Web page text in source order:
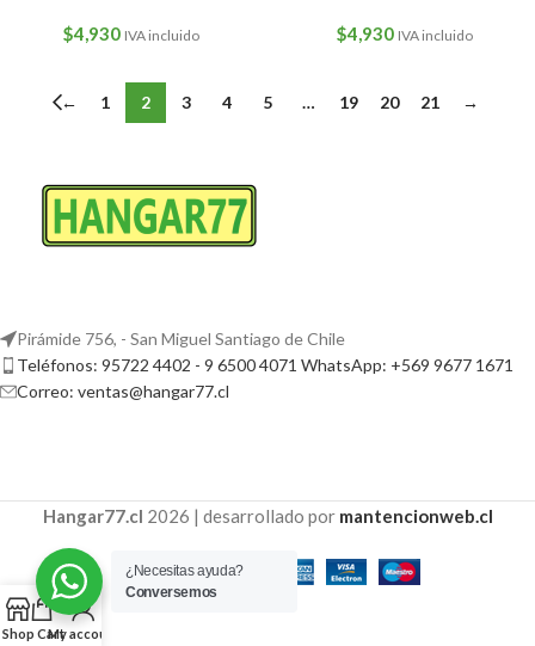
$4,930 IVA incluido $4,930 IVA incluido
← 1 2 3 4 5 … 19 20 21 →
Pirámide 756, - San Miguel Santiago de Chile
Teléfonos: 95722 4402 - 9 6500 4071 WhatsApp: +569 9677 1671
Correo: ventas@hangar77.cl
Hangar77.cl 2026 | desarrollado por mantencionweb.cl
Shop Cart
My account
¿Necesitas ayuda?
Conversemos